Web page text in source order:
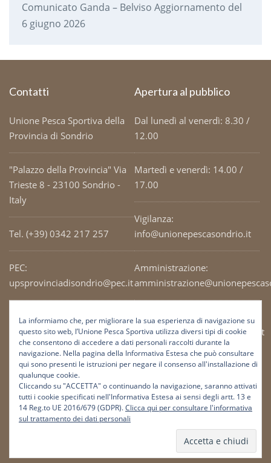
Comunicato Ganda – Belviso Aggiornamento del
6 giugno 2026
Contatti
Unione Pesca Sportiva della
Provincia di Sondrio
"Palazzo della Provincia" Via
Trieste 8 - 23100 Sondrio -
Italy
Tel. (+39) 0342 217 257
PEC:
upsprovinciadisondrio@pec.it
Codice Fiscale: 93003690141
Apertura al pubblico
Dal lunedì al venerdì: 8.30 /
12.00
Martedì e venerdì: 14.00 /
17.00
Vigilanza:
info@unionepescasondrio.it
Amministrazione:
Ufficio tecnico:
tecnico@unionepescasondrio.it
Informazioni:
info@unionepescasondrio.it
La informiamo che, per migliorare la sua esperienza di navigazione su
questo sito web, l’Unione Pesca Sportiva utilizza diversi tipi di cookie
che consentono di accedere a dati personali raccolti durante la
navigazione. Nella pagina della Informativa Estesa che può consultare
qui sono presenti le istruzioni per negare il consenso all'installazione di
qualunque cookie.
Cliccando su "ACCETTA" o continuando la navigazione, saranno attivati
tutti i cookie specificati nell'Informativa Estesa ai sensi degli artt. 13 e
14 Reg.to UE 2016/679 (GDPR).Clicca qui per consultare l'informativa
sul trattamento dei dati personali